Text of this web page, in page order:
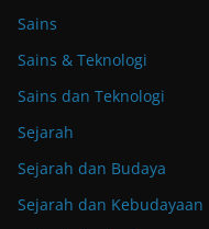
Sains
Sains & Teknologi
Sains dan Teknologi
Sejarah
Sejarah dan Budaya
Sejarah dan Kebudayaan